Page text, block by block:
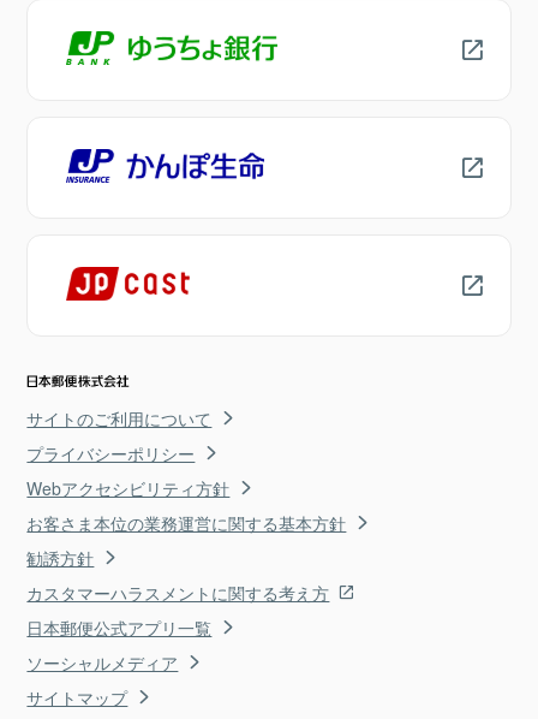
サイトのご利用について
プライバシーポリシー
Webアクセシビリティ方針
お客さま本位の業務運営に関する基本方針
勧誘方針
カスタマーハラスメントに関する考え方
日本郵便公式アプリ一覧
ソーシャルメディア
サイトマップ